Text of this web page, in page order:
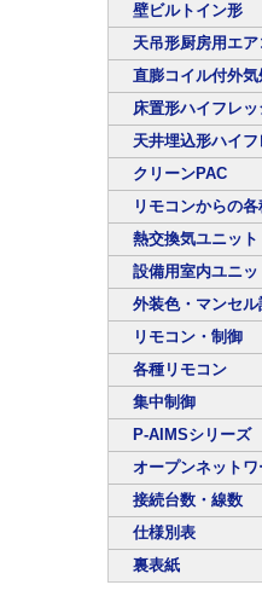
壁ビルトイン形
天吊形厨房用エア
直膨コイル付外
床置形ハイフレッ
天井埋込形ハイ
クリーンPAC
リモコンからの
熱交換気ユニット
設備用室内ユニッ
外装色・マンセル
リモコン・制御
各種リモコン
集中制御
P-AIMSシリーズ
オープンネット
接続台数・線数
仕様別表
裏表紙